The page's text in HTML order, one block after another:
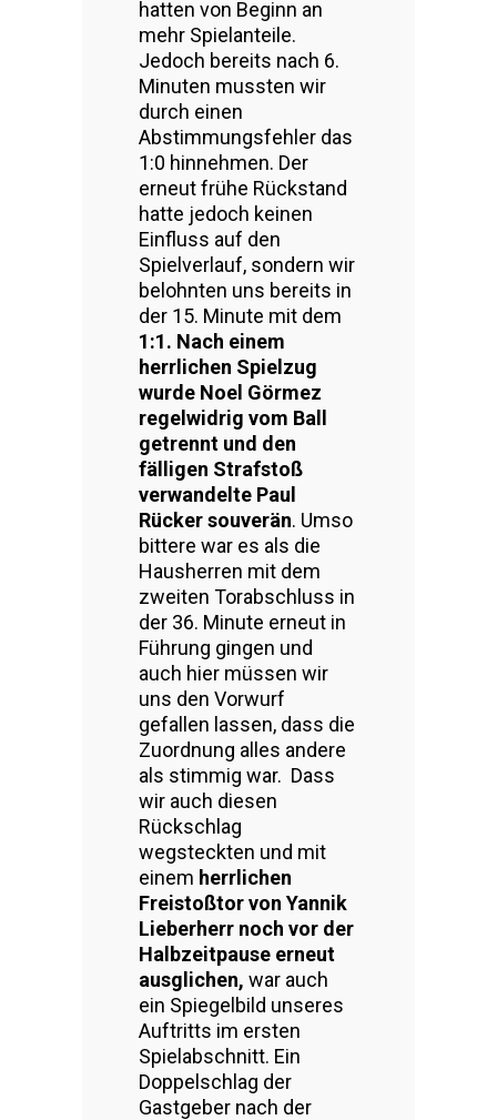
hatten von Beginn an
mehr Spielanteile.
Jedoch bereits nach 6.
Minuten mussten wir
durch einen
Abstimmungsfehler das
1:0 hinnehmen. Der
erneut frühe Rückstand
hatte jedoch keinen
Einfluss auf den
Spielverlauf, sondern wir
belohnten uns bereits in
der 15. Minute mit dem
1:1. Nach einem
herrlichen Spielzug
wurde Noel Görmez
regelwidrig vom Ball
getrennt und den
fälligen Strafstoß
verwandelte Paul
Rücker souverän. Umso
bittere war es als die
Hausherren mit dem
zweiten Torabschluss in
der 36. Minute erneut in
Führung gingen und
auch hier müssen wir
uns den Vorwurf
gefallen lassen, dass die
Zuordnung alles andere
als stimmig war. Dass
wir auch diesen
Rückschlag
wegsteckten und mit
einem herrlichen
Freistoßtor von Yannik
Lieberherr noch vor der
Halbzeitpause erneut
ausglichen, war auch
ein Spiegelbild unseres
Auftritts im ersten
Spielabschnitt. Ein
Doppelschlag der
Gastgeber nach der